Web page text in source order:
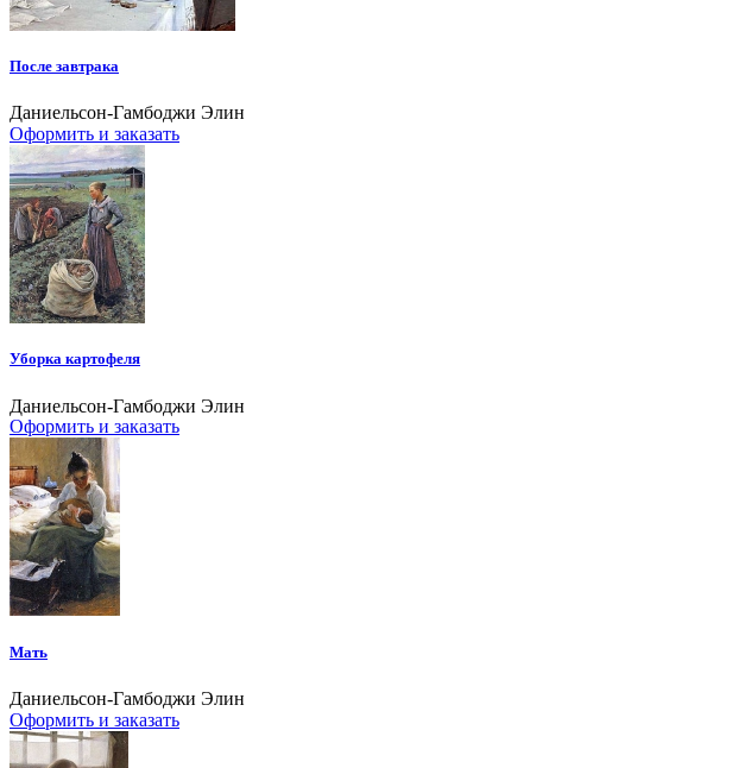
После завтрака
Даниельсон-Гамбоджи Элин
Оформить и заказать
Уборка картофеля
Даниельсон-Гамбоджи Элин
Оформить и заказать
Мать
Даниельсон-Гамбоджи Элин
Оформить и заказать